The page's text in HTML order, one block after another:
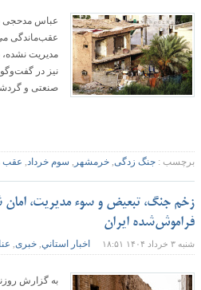
عباس مدحجی
عقب‌ماندگی
مدیریت نشده،
نیز در
صنعتی و
برچسب : جنگ زدگی, خرمشهر , سوم خرداد, عقب
زخم جنگ، تبعیض و سوء مدیریت،
فراموش‌شده ایران
شنبه ۳ خرداد ۱۴۰۴ ۱۸:۵۱ اخبار استاني خبری
به گزارش